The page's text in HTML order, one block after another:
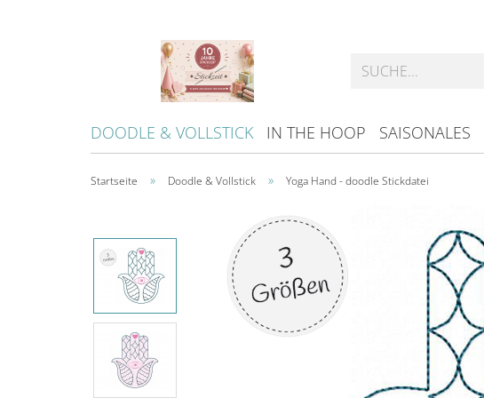
DOODLE & VOLLSTICK IN THE HOOP SAISONALES
Startseite » Doodle & Vollstick » Yoga Hand - doodle Stickdatei